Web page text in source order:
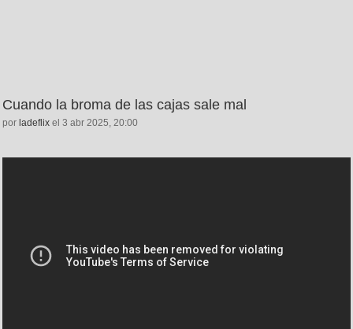
Cuando la broma de las cajas sale mal
por ladeflix el 3 abr 2025, 20:00